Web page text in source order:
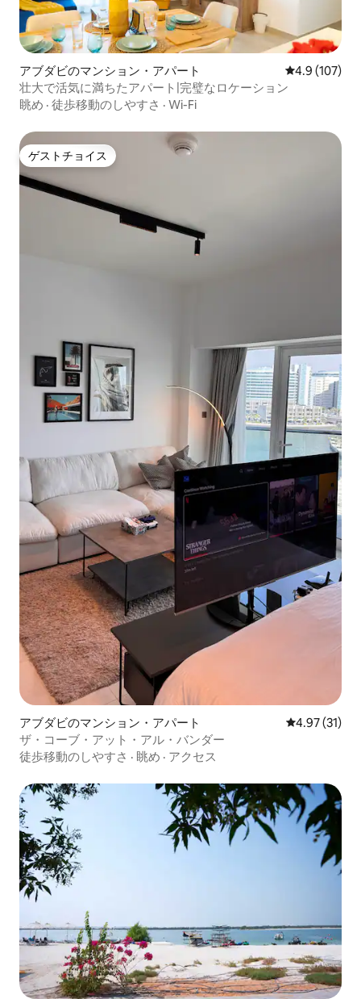
アブダビのマンション・アパート レビュー107
4.9 (107)
壮大で活気に満ちたアパート|完璧なロケーション
眺め · 徒歩移動のしやすさ · Wi-Fi
ゲストチョイス
ゲストチョイス
アブダビのマンション・アパート レビュー31
4.97 (31)
ザ・コーブ・アット・アル・バンダー
徒歩移動のしやすさ · 眺め · アクセス